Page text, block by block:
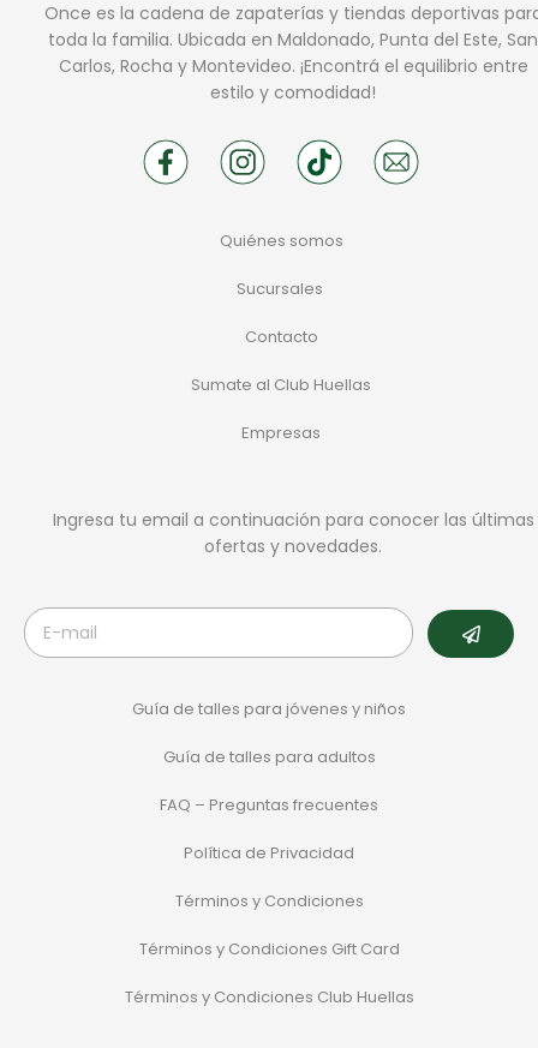
Once es la cadena de zapaterías y tiendas deportivas
toda la familia. Ubicada en Maldonado, Punta del Este, San
Carlos, Rocha y Montevideo. ¡Encontrá el equilibrio entre
estilo y comodidad!
Quiénes somos
Sucursales
Contacto
Sumate al Club Huellas
Empresas
Ingresa tu email a continuación para conocer las últimas
ofertas y novedades.
Guía de talles para jóvenes y niños
Guía de talles para adultos
FAQ – Preguntas frecuentes
Política de Privacidad
Términos y Condiciones
Términos y Condiciones Gift Card
Términos y Condiciones Club Huellas